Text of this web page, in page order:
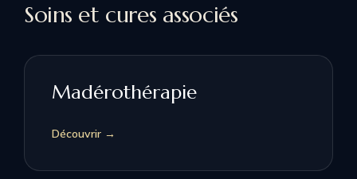
Soins et cures associés
Madérothérapie
Découvrir →